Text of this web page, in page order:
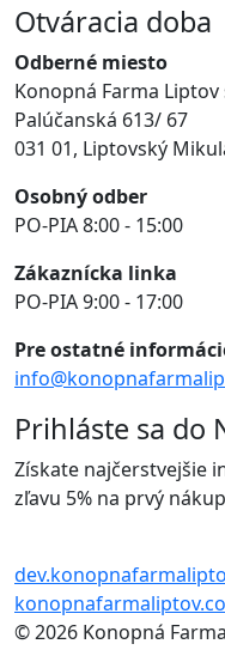
Otváracia doba
Odberné miesto
Konopná Farma Liptov
Palúčanská 613/ 67
031 01, Liptovský
Osobný odber
PO-PIA 8:00 - 15:00
Zákaznícka linka
PO-PIA 9:00 - 17:00
Pre ostatné
Prihláste sa do
Získate najčerstvejšie
zľavu 5% na prvý nákup
© 2026 Konopná